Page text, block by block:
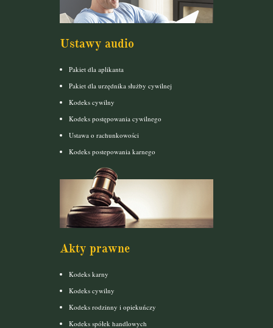
Ustawy audio
Pakiet dla aplikanta
Pakiet dla urzędnika służby cywilnej
Kodeks cywilny
Kodeks postępowania cywilnego
Ustawa o rachunkowości
Kodeks postepowania karnego
Akty prawne
Kodeks karny
Kodeks cywilny
Kodeks rodzinny i opiekuńczy
Kodeks spółek handlowych